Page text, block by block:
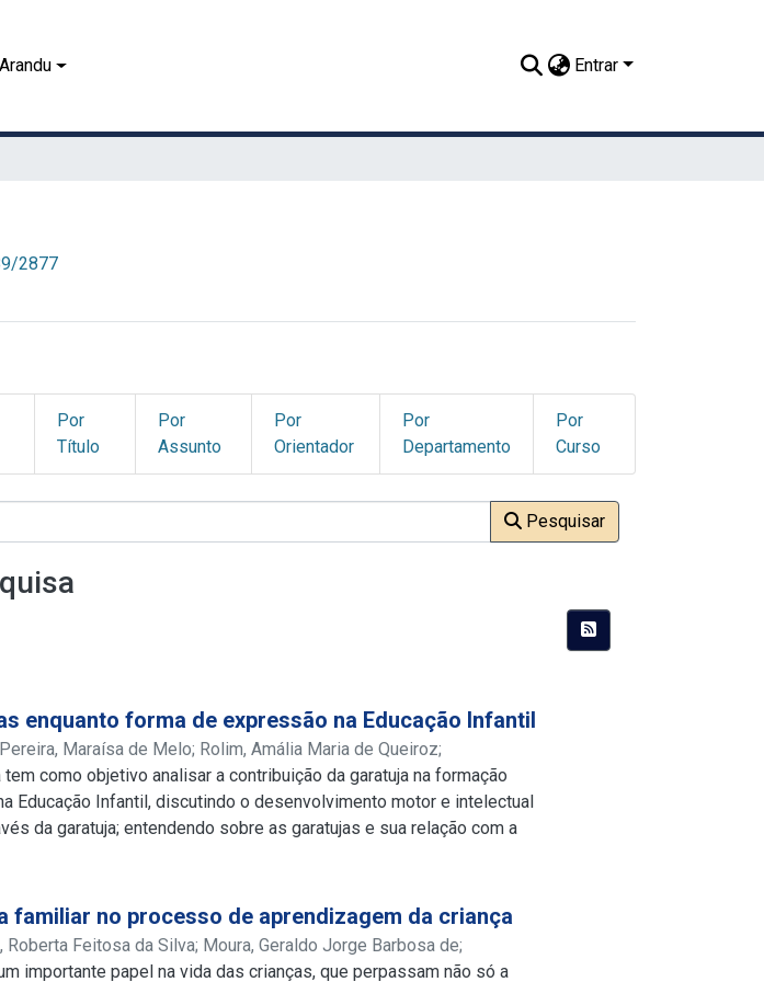
Entrar
2877
Por
Título
Por
Assunto
Por
Orientador
Por
Departamento
Por
Curso
Pesquisar
enquanto forma de expressão na Educação Infantil
Pereira, Maraísa de Melo; Rolim, Amália Maria de Queiroz;
0046535721349104
como objetivo analisar a contribuição da garatuja na formação
Educação Infantil, discutindo o desenvolvimento motor e intelectual
da garatuja; entendendo sobre as garatujas e sua relação com a
O referencial teórico contempla discussões acerca da expressão
do grafismo infantil sendo utilizado como recurso pedagógico para
do aprendizado e desenvolvimento da criança, aprofundando-se
nas fases descritas por Jean Piaget e contribuições de outros
familiar no processo de aprendizagem da criança
Roberta Feitosa da Silva; Moura, Geraldo Jorge Barbosa de;
1348666346504103
importante papel na vida das crianças, que perpassam não só a